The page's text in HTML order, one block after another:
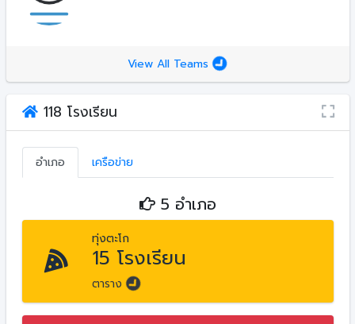
View All Teams
118 โรงเรียน
อำเภอ เครือข่าย
5 อำเภอ
ทุ่งตะโก
15 โรงเรียน
ตาราง